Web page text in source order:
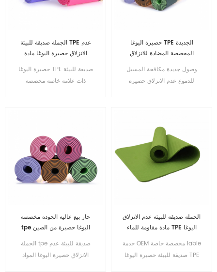
الجملة صديقة للبيئة TPE عدم
الانزلاق حصيرة اليوغا مادة
حصيرة اليوغا TPE صديقة للبيئة
ذات علامة خاصة مخصصة
حصيرة اليوغا TPE الجديدة
المخصصة المضادة للانزلاق
وصول جديدة مكافحة المسيل
للدموع عدم الانزلاق حصيرة
حار بيع عالية الجودة مخصصة
tpe اليوغا حصيرة من الصين
الجملة tpe صديقة للبيئة عدم
الانزلاق حصيرة اليوغا المواد
الجملة صديقة للبيئة عدم الانزلاق
مادة مقاومة للماء TPE اليوغا
خدمة OEM مخصصة خاصة lable
صديقة للبيئة حصيرة اليوغا TPE